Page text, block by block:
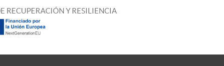
RECUPERACIÓN Y RESILIENCIA